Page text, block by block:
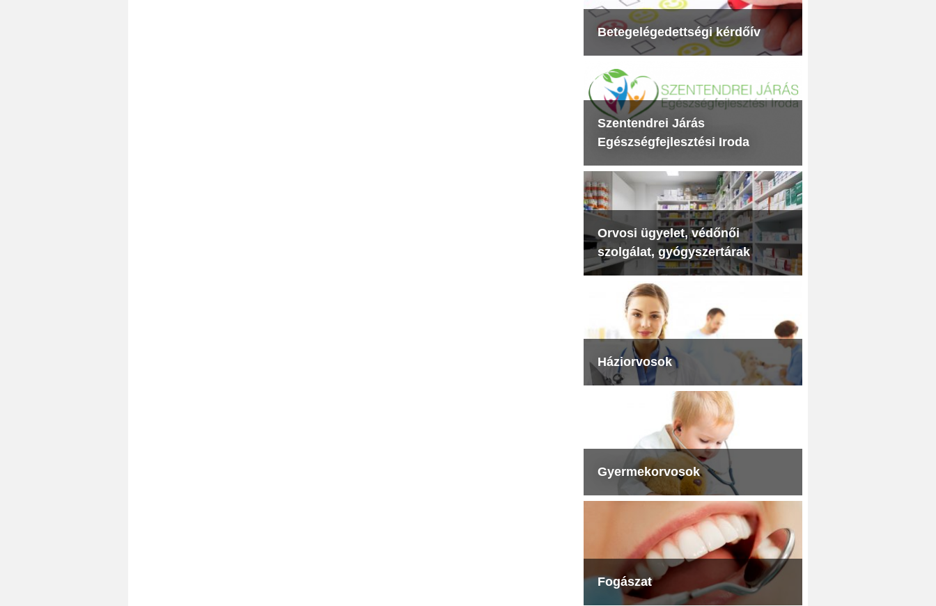
Betegelégedettségi kérdőív
Szentendrei Járás
Egészségfejlesztési Iroda
Orvosi ügyelet, védőnői
szolgálat, gyógyszertárak
Háziorvosok
Gyermekorvosok
Fogászat